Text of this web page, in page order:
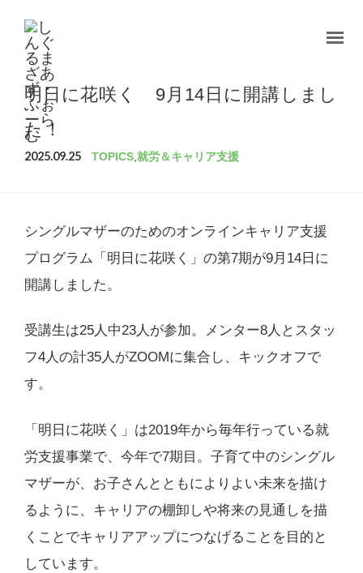
明日に花咲く 9月14日に開講しまし
た！
2025.09.25 TOPICS ,就労＆キャリア支援
シングルマザーのためのオンラインキャリア支援
プログラム「明日に花咲く」の第7期が9月14日に
開講しました。
受講生は25人中23人が参加。メンター8人とスタッ
フ4人の計35人がZOOMに集合し、キックオフで
す。
「明日に花咲く」は2019年から毎年行っている就
労支援事業で、今年で7期目。子育て中のシングル
マザーが、お子さんとともによりよい未来を描け
るように、キャリアの棚卸しや将来の見通しを描
くことでキャリアアップにつなげることを目的と
しています。